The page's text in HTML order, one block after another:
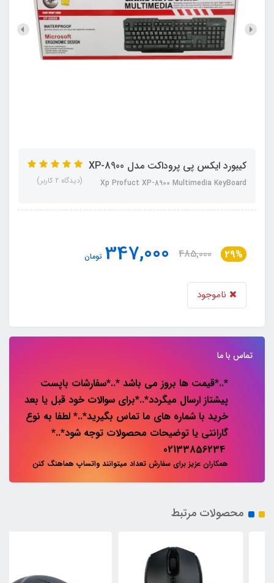
کیبورد ایکس پی پروداکت مدل XP-8900
Xp Profuct XP-8900 Multimedia KeyBoard (دیدگاه 2 کاربر)
29%
485,000
347,000 تومان
ناموجود
تماس با ما
*..*قیمت ها بروز می باشد *..*سفارشات باپست
پیشتاز ارسال میگردد*..*برای سوالات خود قبل یا بعد
خرید با شماره های ما تماس بگیرید*..* لطفا به نوع
گارانتی یا توضیحات محصولات توجه شود*..*
همکاران عزیز برای سفارش تعداد میتوانند واتساپ هماهنگ کنن
محصولات مرتبط